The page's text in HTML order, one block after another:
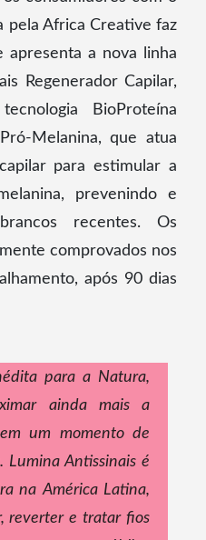
pela Africa Creative faz
apresenta a nova linha
Regenerador Capilar,
BioProteína
Melanina, que atua
para estimular a
prevenindo e
recentes. Os
comprovados nos
após 90 dias
para a Natura,
ainda mais a
um momento de
Lumina Antissinais é
na América Latina,
reverter e tratar fios